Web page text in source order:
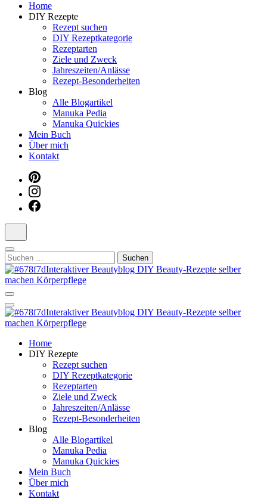
Manuka Magic – Natürlich schön:
Dein interaktiver DIY Beautyblog
Dein persönlicher interaktiver DIY Beautyblog
Home
DIY Rezepte
Rezept suchen
DIY Rezeptkategorie
Rezeptarten
Ziele und Zweck
Jahreszeiten/Anlässe
Rezept-Besonderheiten
Blog
Alle Blogartikel
Manuka Pedia
Manuka Quickies
Mein Buch
Über mich
Kontakt
Suchen
nach:
Manuka Magic – Natürlich schön:
Dein interaktiver DIY Beautyblog
Manuka Magic – Natürlich schön:
Dein interaktiver DIY Beautyblog
Dein persönlicher interaktiver DIY Beautyblog
Home
DIY Rezepte
Rezept suchen
DIY Rezeptkategorie
Rezeptarten
Ziele und Zweck
Jahreszeiten/Anlässe
Rezept-Besonderheiten
Blog
Alle Blogartikel
Manuka Pedia
Manuka Quickies
Mein Buch
Über mich
Kontakt